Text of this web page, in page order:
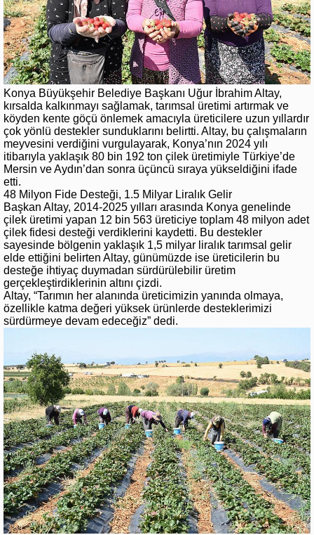
Konya Büyükşehir Belediye Başkanı Uğur İbrahim Altay,
kırsalda kalkınmayı sağlamak, tarımsal üretimi artırmak ve
köyden kente göçü önlemek amacıyla üreticilere uzun yıllardır
çok yönlü destekler sunduklarını belirtti. Altay, bu çalışmaların
meyvesini verdiğini vurgulayarak, Konya’nın 2024 yılı
itibarıyla yaklaşık 80 bin 192 ton çilek üretimiyle Türkiye’de
Mersin ve Aydın’dan sonra üçüncü sıraya yükseldiğini ifade
etti.
48 Milyon Fide Desteği, 1.5 Milyar Liralık Gelir
Başkan Altay, 2014-2025 yılları arasında Konya genelinde
çilek üretimi yapan 12 bin 563 üreticiye toplam 48 milyon adet
çilek fidesi desteği verdiklerini kaydetti. Bu destekler
sayesinde bölgenin yaklaşık 1,5 milyar liralık tarımsal gelir
elde ettiğini belirten Altay, günümüzde ise üreticilerin bu
desteğe ihtiyaç duymadan sürdürülebilir üretim
gerçekleştirdiklerinin altını çizdi.
Altay, “Tarımın her alanında üreticimizin yanında olmaya,
özellikle katma değeri yüksek ürünlerde desteklerimizi
sürdürmeye devam edeceğiz” dedi.